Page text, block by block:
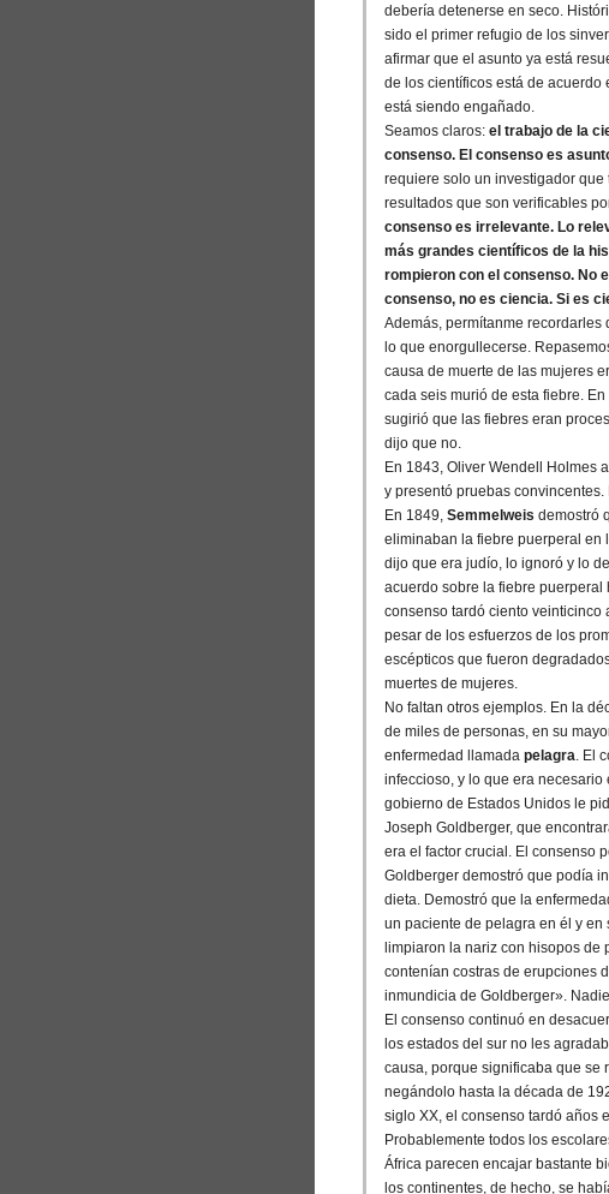
debería detenerse en seco.
sido el primer refugio de los
afirmar que el asunto ya está
de los científicos está de acuerdo
está siendo engañado.
Seamos claros: el trabajo de la
consenso. El consenso es
requiere solo un investigador
resultados que son verificables
consenso es irrelevante. Lo
más grandes científicos de la
rompieron con el consenso. No
consenso, no es ciencia. Si es
Además, permítanme
lo que enorgullecerse.
causa de muerte de las mujeres
cada seis murió de esta fiebre.
sugirió que las fiebres eran
dijo que no.
En 1843, Oliver Wendell Holmes
y presentó pruebas
En 1849, Semmelweis demostró
eliminaban la fiebre puerperal en
dijo que era judío, lo ignoró y lo
acuerdo sobre la fiebre puerperal
consenso tardó ciento
pesar de los esfuerzos de los
escépticos que fueron
muertes de mujeres.
No faltan otros ejemplos. En la
de miles de personas, en su
enfermedad llamada pelagra. El
infeccioso, y lo que era
gobierno de Estados Unidos le
Joseph Goldberger, que
era el factor crucial. El consenso
Goldberger demostró que podía
dieta. Demostró que la
un paciente de pelagra en él y en
limpiaron la nariz con hisopos de
contenían costras de erupciones
inmundicia de Goldberger».
El consenso continuó en
los estados del sur no les
causa, porque significaba que se
negándolo hasta la década de
siglo XX, el consenso tardó años
Probablemente todos los
África parecen encajar bastante
los continentes, de hecho, se